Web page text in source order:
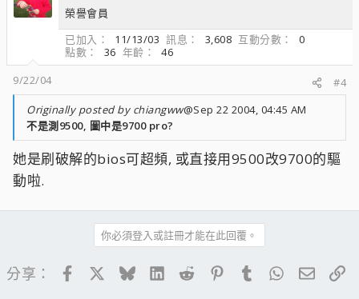
榮譽會員
已加入
11/13/03 訊息 3,608 互動分數
0
點數
36 年齡
46
9/22/04
#4
Originally posted by chiangww@Sep 22 2004, 04:45 AM
不是測9500, 圖中是9700 pro?
她是刷破解的bios可超頻, 或直接用9500改9700的驅
動啦.
你必須登入或註冊才能在此回覆。
分享： FacebookBlueskyLinkedIn
Reddit PinterestTumblrWhatsApp
電子